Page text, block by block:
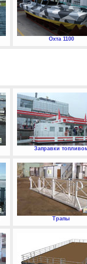
Охта 1100
Заправки
Трапы